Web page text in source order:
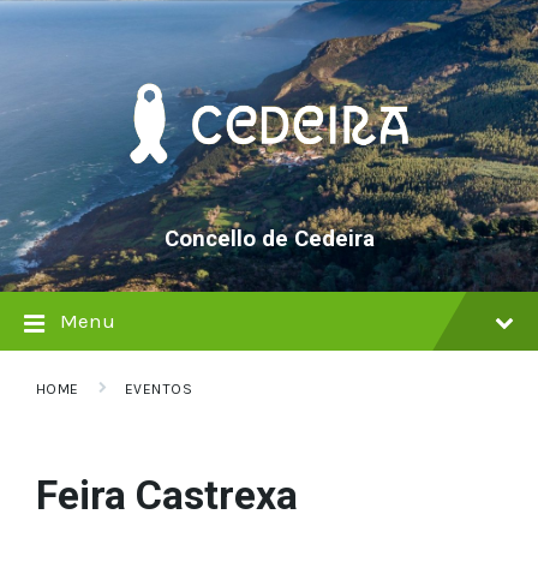
Skip
Skip
Skip
Concello de Cedeira
Menu
HOME EVENTOS
Feira Castrexa